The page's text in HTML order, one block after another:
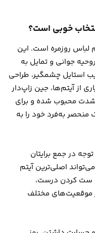
خوبی است؟
لباس روزمره است. این
جوانی و تمایل به
استایل چشمگیر، طراحی
از آیتم‌ها، جین زاپ‌دار
شدت محبوب شده و برای
به‌فرد خود را به
در جمع برایتان
اصلی‌ترین آیتم
ست کردن درست،
موقعیت‌های مختلف